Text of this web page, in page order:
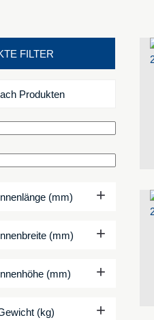
FILTER
(mm) +
(mm) +
(mm) +
(kg) +